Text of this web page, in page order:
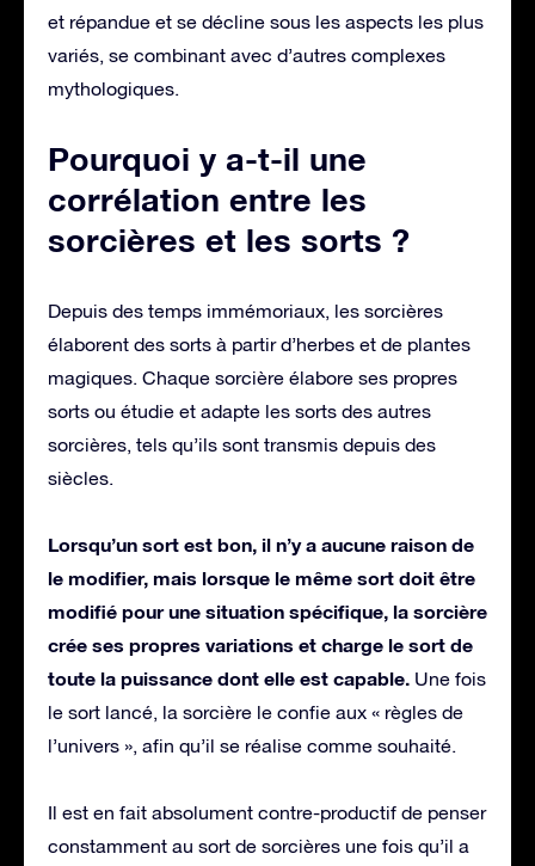
et répandue et se décline sous les aspects les plus
variés, se combinant avec d’autres complexes
mythologiques.
Pourquoi y a-t-il une
corrélation entre les
sorcières et les sorts ?
Depuis des temps immémoriaux, les sorcières
élaborent des sorts à partir d’herbes et de plantes
magiques. Chaque sorcière élabore ses propres
sorts ou étudie et adapte les sorts des autres
sorcières, tels qu’ils sont transmis depuis des
siècles.
Lorsqu’un sort est bon, il n’y a aucune raison de
le modifier, mais lorsque le même sort doit être
modifié pour une situation spécifique, la sorcière
crée ses propres variations et charge le sort de
toute la puissance dont elle est capable. Une fois
le sort lancé, la sorcière le confie aux « règles de
l’univers », afin qu’il se réalise comme souhaité.
Il est en fait absolument contre-productif de penser
constamment au sort de sorcières une fois qu’il a